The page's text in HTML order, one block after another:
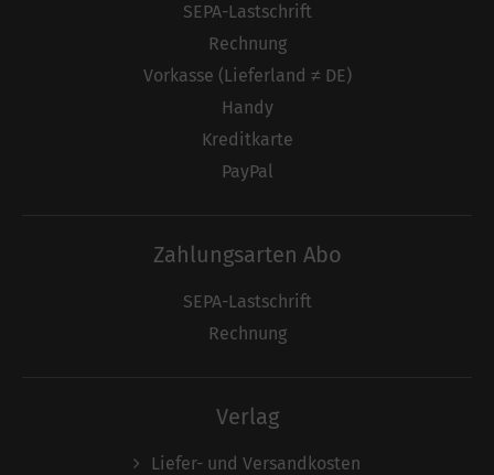
SEPA-Lastschrift
Rechnung
Vorkasse (Lieferland ≠ DE)
Handy
Kreditkarte
PayPal
Zahlungsarten Abo
SEPA-Lastschrift
Rechnung
Verlag
Liefer- und Versandkosten